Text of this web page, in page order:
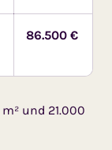
86.500 €
und 21.000